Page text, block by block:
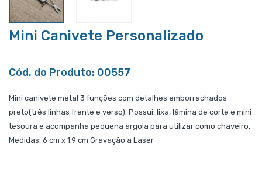
Mini Canivete Personalizado
Cód. do Produto: 00557
Mini canivete metal 3 funções com detalhes emborrachados
preto(três linhas frente e verso). Possui: lixa, lâmina de corte e mini
tesoura e acompanha pequena argola para utilizar como chaveiro.
Medidas: 6 cm x 1,9 cm Gravação a Laser